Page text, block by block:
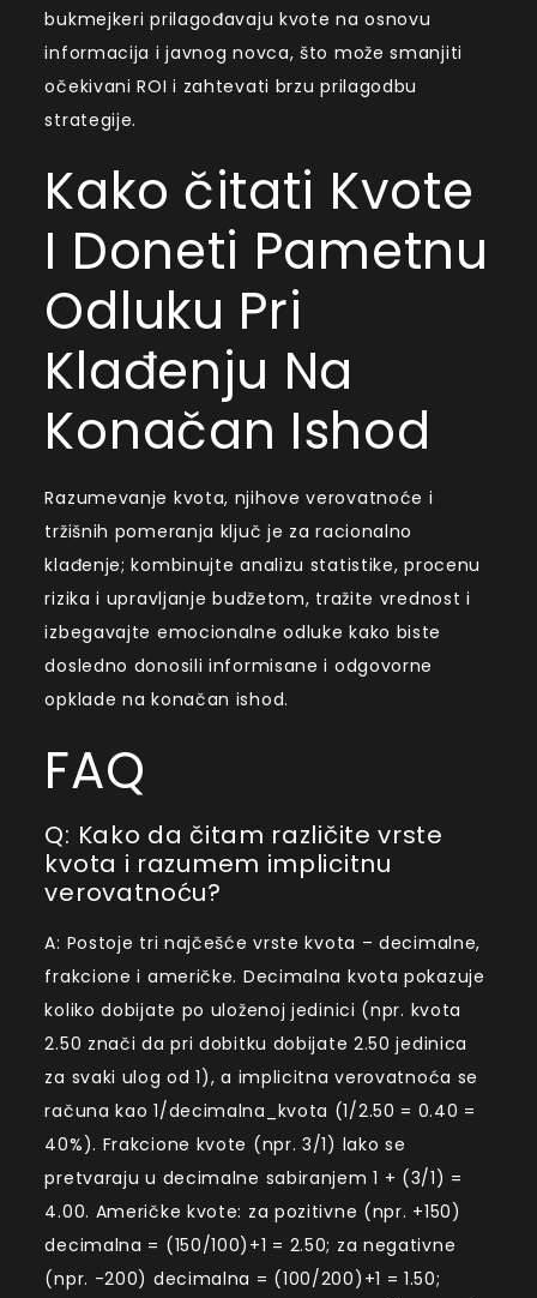
bukmejkeri prilagođavaju kvote na osnovu
informacija i javnog novca, što može smanjiti
očekivani ROI i zahtevati brzu prilagodbu
strategije.
Kako čitati Kvote
I Doneti Pametnu
Odluku Pri
Klađenju Na
Konačan Ishod
Razumevanje kvota, njihove verovatnoće i
tržišnih pomeranja ključ je za racionalno
klađenje; kombinujte analizu statistike, procenu
rizika i upravljanje budžetom, tražite vrednost i
izbegavajte emocionalne odluke kako biste
dosledno donosili informisane i odgovorne
opklade na konačan ishod.
FAQ
Q: Kako da čitam različite vrste
kvota i razumem implicitnu
verovatnoću?
A: Postoje tri najčešće vrste kvota – decimalne,
frakcione i američke. Decimalna kvota pokazuje
koliko dobijate po uloženoj jedinici (npr. kvota
2.50 znači da pri dobitku dobijate 2.50 jedinica
za svaki ulog od 1), a implicitna verovatnoća se
računa kao 1/decimalna_kvota (1/2.50 = 0.40 =
40%). Frakcione kvote (npr. 3/1) lako se
pretvaraju u decimalne sabiranjem 1 + (3/1) =
4.00. Američke kvote: za pozitivne (npr. +150)
decimalna = (150/100)+1 = 2.50; za negativne
(npr. -200) decimalna = (100/200)+1 = 1.50;